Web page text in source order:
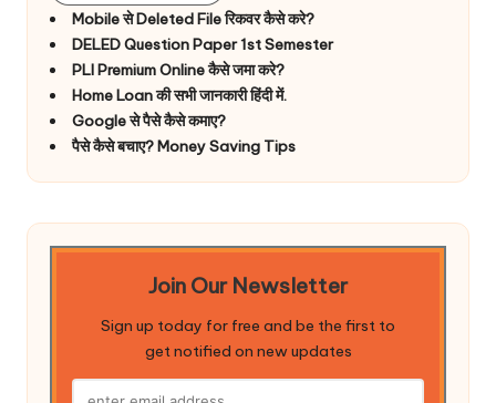
Mobile से Deleted File रिकवर कैसे करे?
DELED Question Paper 1st Semester
PLI Premium Online कैसे जमा करे?
Home Loan की सभी जानकारी हिंदी में.
Google से पैसे कैसे कमाए?
पैसे कैसे बचाए? Money Saving Tips
Join Our Newsletter
Sign up today for free and be the first to
get notified on new updates